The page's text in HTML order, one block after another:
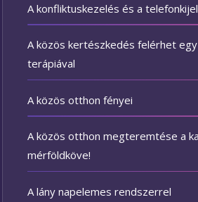
A konfliktuskezelés és a
A közös kertészkedés felérhet
terápiával
A közös otthon fényei
A közös otthon megteremtése a
mérföldköve!
A lány napelemes rendszerrel